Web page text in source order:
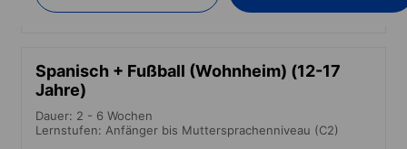
MEHR ERFAHREN
Spanisch + Fußball (Wohnheim) (12-17
Jahre)
Dauer: 2 - 6 Wochen
Lernstufen: Anfänger bis Muttersprachenniveau (C2)